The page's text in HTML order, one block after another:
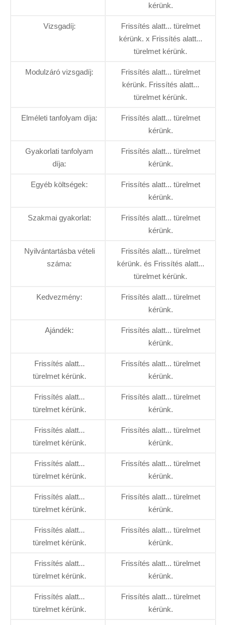
kérünk.
Vizsgadíj:
Frissítés alatt... türelmet
kérünk. x Frissítés alatt...
türelmet kérünk.
Modulzáró vizsgadíj:
Frissítés alatt... türelmet
kérünk. Frissítés alatt...
türelmet kérünk.
Elméleti tanfolyam díja:
Frissítés alatt... türelmet
kérünk.
Gyakorlati tanfolyam
díja:
Frissítés alatt... türelmet
kérünk.
Egyéb költségek:
Frissítés alatt... türelmet
kérünk.
Szakmai gyakorlat:
Frissítés alatt... türelmet
kérünk.
Nyilvántartásba vételi
száma:
Frissítés alatt... türelmet
kérünk. és Frissítés alatt...
türelmet kérünk.
Kedvezmény:
Frissítés alatt... türelmet
kérünk.
Ajándék:
Frissítés alatt... türelmet
kérünk.
Frissítés alatt...
türelmet kérünk.
Frissítés alatt... türelmet
kérünk.
Frissítés alatt...
türelmet kérünk.
Frissítés alatt... türelmet
kérünk.
Frissítés alatt...
türelmet kérünk.
Frissítés alatt... türelmet
kérünk.
Frissítés alatt...
türelmet kérünk.
Frissítés alatt... türelmet
kérünk.
Frissítés alatt...
türelmet kérünk.
Frissítés alatt... türelmet
kérünk.
Frissítés alatt...
türelmet kérünk.
Frissítés alatt... türelmet
kérünk.
Frissítés alatt...
türelmet kérünk.
Frissítés alatt... türelmet
kérünk.
Frissítés alatt...
türelmet kérünk.
Frissítés alatt... türelmet
kérünk.